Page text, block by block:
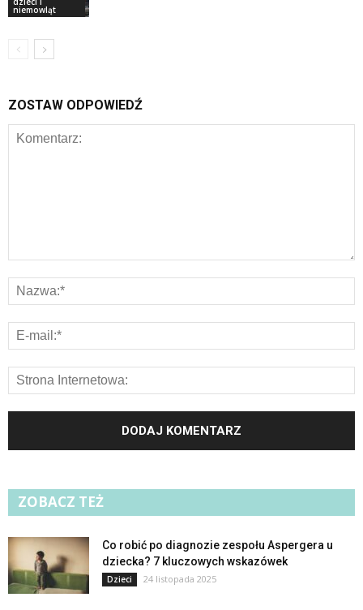
niemowląt
ZOSTAW ODPOWIEDŹ
ZOBACZ TEŻ
Co robić po diagnozie zespołu Aspergera u
dziecka? 7 kluczowych wskazówek
Dzieci 24 listopada 2025